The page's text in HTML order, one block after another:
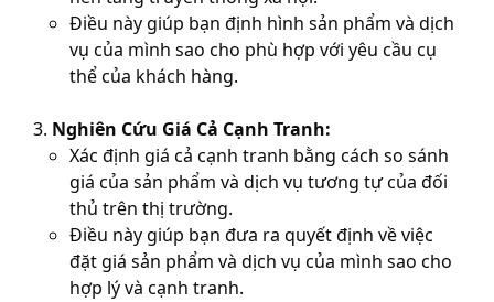
Điều này giúp bạn định hình sản phẩm và dịch
vụ của mình sao cho phù hợp với yêu cầu cụ
thể của khách hàng.
Nghiên Cứu Giá Cả Cạnh Tranh:
Xác định giá cả cạnh tranh bằng cách so sánh
giá của sản phẩm và dịch vụ tương tự của đối
thủ trên thị trường.
Điều này giúp bạn đưa ra quyết định về việc
đặt giá sản phẩm và dịch vụ của mình sao cho
hợp lý và cạnh tranh.